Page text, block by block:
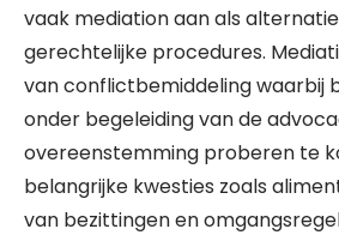
vaak mediation aan als
gerechtelijke procedures.
van conflictbemiddeling waarbij
onder begeleiding van de
overeenstemming proberen te
belangrijke kwesties zoals
van bezittingen en